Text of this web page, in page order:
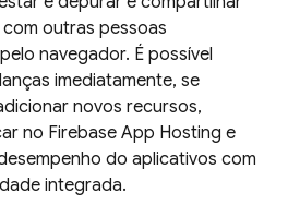
outras pessoas
navegador. É possível
imediatamente, se
novos recursos,
no Firebase App Hosting e
do aplicativos com
integrada.